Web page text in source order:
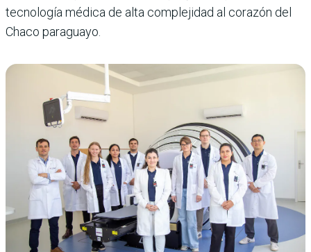
tecnología médica de alta complejidad al corazón del
Chaco paraguayo.